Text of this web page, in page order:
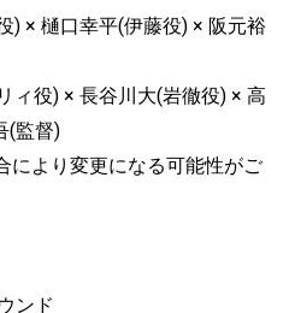
) × 樋口幸平(伊藤役) × 阪元裕
ィ役) × 長谷川大(岩徹役) × 高
(監督)
により変更になる可能性がご
ンド